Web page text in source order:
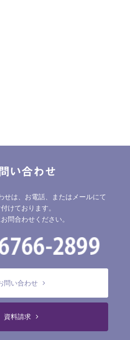
い合わせ
せは、お電話、またはメールにて
けております。
問合わせください。
問い合わせ
資料請求